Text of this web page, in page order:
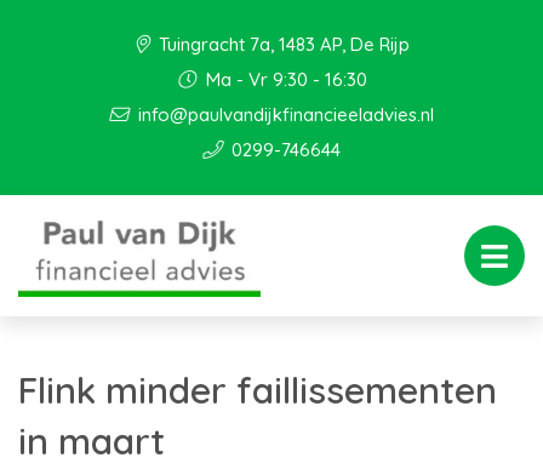
Tuingracht 7a, 1483 AP, De Rijp
Ma - Vr 9:30 - 16:30
info@paulvandijkfinancieeladvies.nl
0299-746644
Flink minder faillissementen
in maart